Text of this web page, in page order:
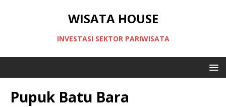
WISATA HOUSE
INVESTASI SEKTOR PARIWISATA
Pupuk Batu Bara